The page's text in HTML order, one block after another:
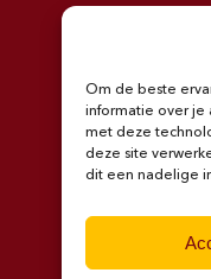
Om de beste
informatie over je
met deze
deze site
dit een nadelige